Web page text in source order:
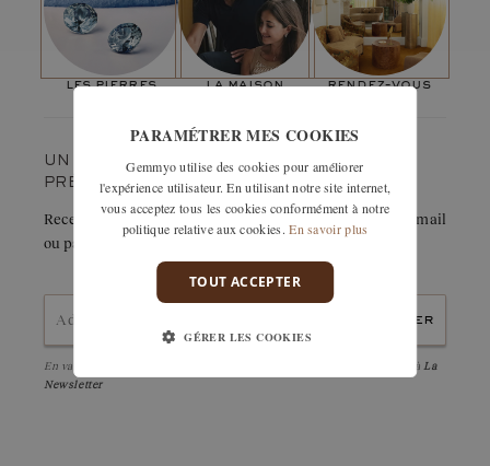
Entaille, c’est la promesse d’un bijou signature !"
les pierres la maison rendez-vous
UN COUP DE CŒUR ? GARDEZ-LE
PRÉCIEUSEMENT.
Recevez immédiatement le détail de cette création par e-mail
ou partagez-la facilement avec un proche.
envoyer
En validant, j'accepte la et d'être abonné à La
Newsletter
PARAMÉTRER MES COOKIES
Gemmyo utilise des cookies pour améliorer
l'expérience utilisateur. En utilisant notre site internet,
vous acceptez tous les cookies conformément à notre
politique relative aux cookies. En savoir plus
TOUT ACCEPTER
GÉRER LES COOKIES